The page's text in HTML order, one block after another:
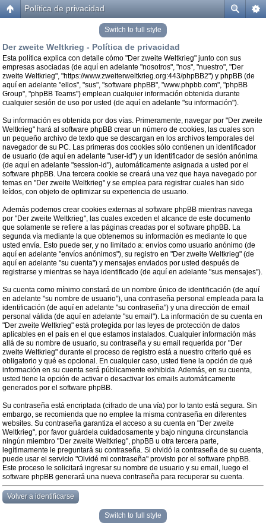
Política de privacidad
Switch to full style
Der zweite Weltkrieg - Política de privacidad
Esta política explica con detalle cómo "Der zweite Weltkrieg" junto con sus
empresas asociadas (de aquí en adelante "nosotros", "nos", "nuestro", "Der
zweite Weltkrieg", "https://www.zweiterweltkrieg.org:443/phpBB2") y phpBB (de
aquí en adelante "ellos", "sus", "software phpBB", "www.phpbb.com", "phpBB
Group", "phpBB Teams") emplean cualquier información obtenida durante
cualquier sesión de uso por usted (de aquí en adelante "su información").
Su información es obtenida por dos vías. Primeramente, navegar por "Der zweite
Weltkrieg" hará al software phpBB crear un número de cookies, las cuales son
un pequeño archivo de texto que se descargan en los archivos temporales del
navegador de su PC. Las primeras dos cookies sólo contienen un identificador
de usuario (de aquí en adelante "user-id") y un identificador de sesión anónima
(de aquí en adelante "session-id"), automáticamente asignada a usted por el
software phpBB. Una tercera cookie se creará una vez que haya navegado por
temas en "Der zweite Weltkrieg" y se emplea para registrar cuales han sido
leídos, con objeto de optimizar su experiencia de usuario.
Además podemos crear cookies externas al software phpBB mientras navega
por "Der zweite Weltkrieg", las cuales exceden el alcance de este documento
que solamente se refiere a las páginas creadas por el software phpBB. La
segunda vía mediante la que obtenemos su información es mediante lo que
usted envía. Esto puede ser, y no limitado a: envíos como usuario anónimo (de
aquí en adelante "envíos anónimos"), su registro en "Der zweite Weltkrieg" (de
aquí en adelante "su cuenta") y mensajes enviados por usted después de
registrarse y mientras se haya identificado (de aquí en adelante "sus mensajes").
Su cuenta como mínimo constará de un nombre único de identificación (de aquí
en adelante "su nombre de usuario"), una contraseña personal empleada para la
identificación (de aquí en adelante "su contraseña") y una dirección de email
personal válida (de aquí en adelante "su email"). La información de su cuenta en
"Der zweite Weltkrieg" está protegida por las leyes de protección de datos
aplicables en el país en el que estamos instalados. Cualquier información más
allá de su nombre de usuario, su contraseña y su email requerida por "Der
zweite Weltkrieg" durante el proceso de registro está a nuestro criterio qué es
obligatorio y qué es opcional. En cualquier caso, usted tiene la opción de qué
información en su cuenta será públicamente exhibida. Además, en su cuenta,
usted tiene la opción de activar o desactivar los emails automáticamente
generados por el software phpBB.
Su contraseña está encriptada (cifrado de una vía) por lo tanto está segura. Sin
embargo, se recomienda que no emplee la misma contraseña en diferentes
websites. Su contraseña garantiza el acceso a su cuenta en "Der zweite
Weltkrieg", por favor guárdela cuidadosamente y bajo ninguna circunstancia
ningún miembro "Der zweite Weltkrieg", phpBB u otra tercera parte,
legítimamente le preguntará su contraseña. Si olvidó la contraseña de su cuenta,
puede usar el servicio "Olvidé mi contraseña" provisto por el software phpBB.
Este proceso le solicitará ingresar su nombre de usuario y su email, luego el
software phpBB generará una nueva contraseña para recuperar su cuenta.
Volver a identificarse
Switch to full style